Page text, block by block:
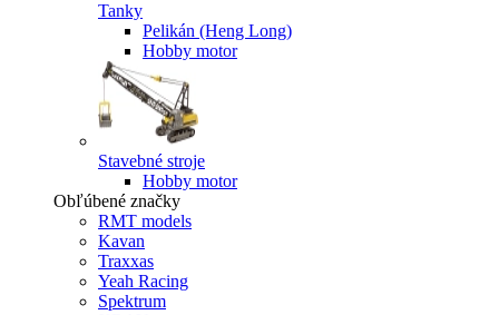
Tanky
Pelikán (Heng Long)
Hobby motor
Stavebné stroje
Hobby motor
Obľúbené značky
RMT models
Kavan
Traxxas
Yeah Racing
Spektrum